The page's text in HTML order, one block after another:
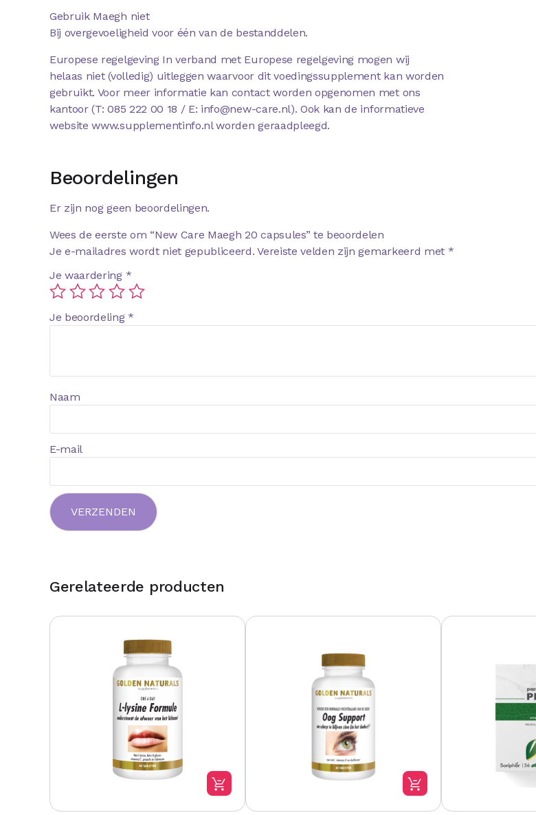
Gebruik Maegh niet
Bij overgevoeligheid voor één van de bestanddelen.
Europese regelgeving In verband met Europese regelgeving mogen wij
helaas niet (volledig) uitleggen waarvoor dit voedingssupplement kan worden
gebruikt. Voor meer informatie kan contact worden opgenomen met ons
kantoor (T: 085 222 00 18 / E: info@new-care.nl). Ook kan de informatieve
website www.supplementinfo.nl worden geraadpleegd.
Beoordelingen
Er zijn nog geen beoordelingen.
Wees de eerste om “New Care Maegh 20 capsules” te beoordelen
Je e-mailadres wordt niet gepubliceerd. Vereiste velden zijn gemarkeerd met *
Je waardering *
Je beoordeling*
Naam
E-mail
Gerelateerde producten